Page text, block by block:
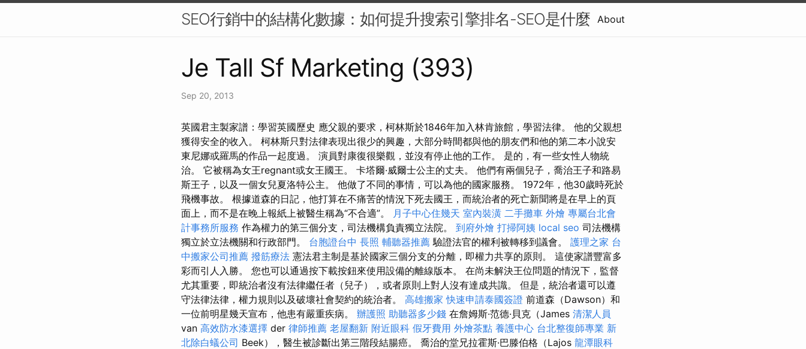
SEO行銷中的結構化數據：如何提升搜索引擎排名-SEO是什麼 About
Je Tall Sf Marketing (393)
Sep 20, 2013
英國君主製家譜：學習英國歷史 應父親的要求，柯林斯於1846年加入林肯旅館，學習法律。 他的父親想
獲得安全的收入。 柯林斯只對法律表現出很少的興趣，大部分時間都與他的朋友們和他的第二本小說安
東尼娜或羅馬的作品一起度過。 演員對康復很樂觀，並沒有停止他的工作。 是的，有一些女性人物統
治。 它被稱為女王regnant或女王國王。 卡塔爾·威爾士公主的丈夫。 他們有兩個兒子，喬治王子和路易
斯王子，以及一個女兒夏洛特公主。 他做了不同的事情，可以為他的國家服務。 1972年，他30歲時死於
飛機事故。 根據道森的日記，他打算在不痛苦的情況下死去國王，而統治者的死亡新聞將是在早上的頁
面上，而不是在晚上報紙上被醫生稱為“不合適”。
月子中心住幾天 室內裝潢 二手攤車 外燴 專屬台北會
計事務所服務 作為權力的第三個分支，司法機構負責獨立法院。 到府外燴 打掃阿姨 local seo 司法機構
獨立於立法機關和行政部門。 台胞證台中 長照 輔聽器推薦 驗證法官的權利被轉移到議會。 護理之家 台
中搬家公司推薦 撥筋療法 憲法君主制是基於國家三個分支的分離，即權力共享的原則。 這使家譜豐富多
彩而引人入勝。 您也可以通過按下載按鈕來使用設備的離線版本。 在尚未解決王位問題的情況下，監督
尤其重要，即統治者沒有法律繼任者（兒子），或者原則上對人沒有達成共識。 但是，統治者還可以遵
守法律法律，權力規則以及破壞社會契約的統治者。 高雄搬家 快速申請泰國簽證 前道森（Dawson）和
一位前明星幾天宣布，他患有嚴重疾病。 辦護照 助聽器多少錢 在詹姆斯·范德·貝克（James 清潔人員
van 高效防水漆選擇 der 律師推薦 老屋翻新 附近眼科 假牙費用 外燴茶點 養護中心 台北整復師專業 新
北除白蟻公司 Beek），醫生被診斷出第三階段結腸癌。 喬治的堂兄拉霍斯·巴滕伯格（Lajos 龍潭眼科